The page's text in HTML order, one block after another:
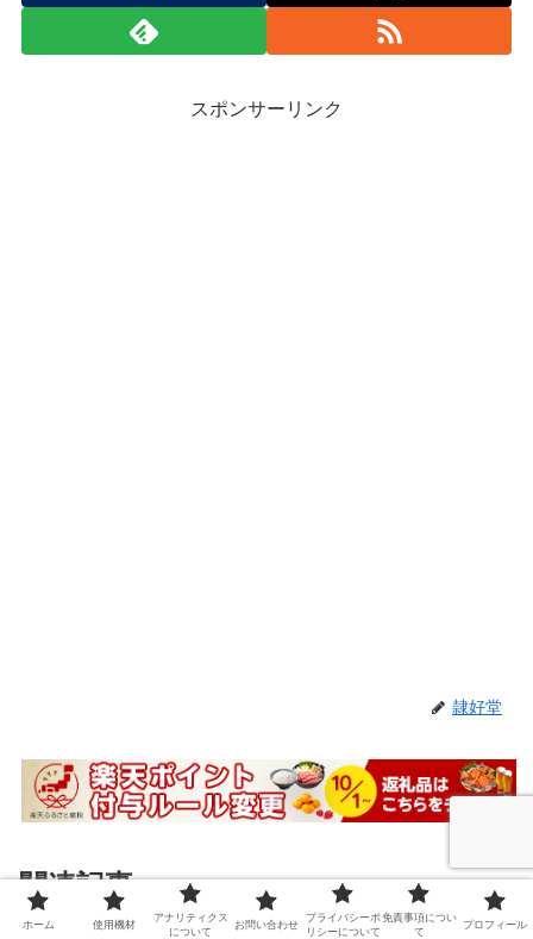
スポンサーリンク
隷好堂
関連記事
ホーム 使用機材
アナリティクス
について
お問い合わせ
プライバシーポ
リシーについて
免責事項につい
て
プロフィール